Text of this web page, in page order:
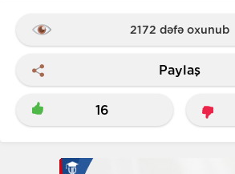
2172 dəfə oxunub
Paylaş
16